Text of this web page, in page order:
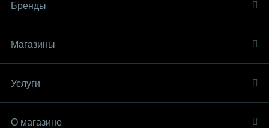
Бренды
Магазины
Услуги
О магазине